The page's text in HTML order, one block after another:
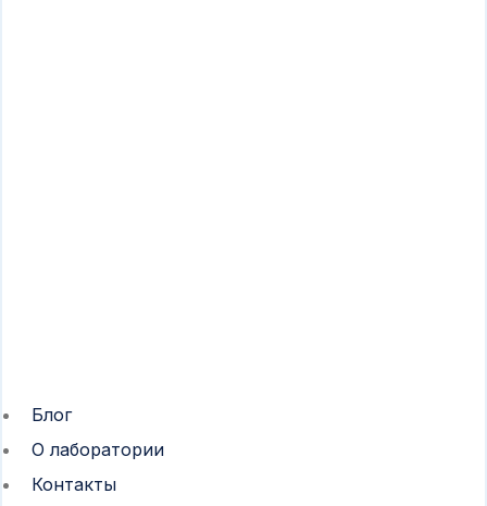
Блог
О лаборатории
Контакты